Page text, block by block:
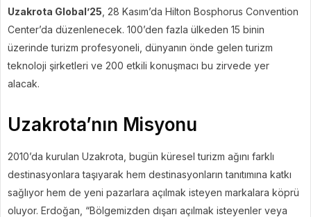
Uzakrota Global’25 , 28 Kasım’da Hilton Bosphorus Convention
Center’da düzenlenecek. 100’den fazla ülkeden 15 binin
üzerinde turizm profesyoneli, dünyanın önde gelen turizm
teknoloji şirketleri ve 200 etkili konuşmacı bu zirvede yer
alacak.
Uzakrota’nın Misyonu
2010’da kurulan Uzakrota, bugün küresel turizm ağını farklı
destinasyonlara taşıyarak hem destinasyonların tanıtımına katkı
sağlıyor hem de yeni pazarlara açılmak isteyen markalara köprü
oluyor. Erdoğan, “Bölgemizden dışarı açılmak isteyenler veya